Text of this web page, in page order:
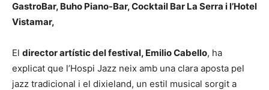
GastroBar, Buho Piano-Bar, Cocktail Bar La Serra i l’Hotel
Vistamar,
El director artístic del festival, Emilio Cabello, ha
explicat que l’Hospi Jazz neix amb una clara aposta pel
jazz tradicional i el dixieland, un estil musical sorgit a